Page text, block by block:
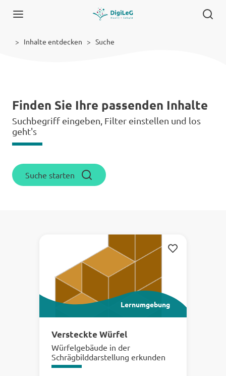
Inhalte entdecken Suche
Finden Sie Ihre passenden Inhalte
Suchbegriff eingeben, Filter einstellen und los
geht's
Suche starten
Merken
Lernumgebung
Versteckte Würfel
Würfelgebäude in der
Schrägbilddarstellung erkunden